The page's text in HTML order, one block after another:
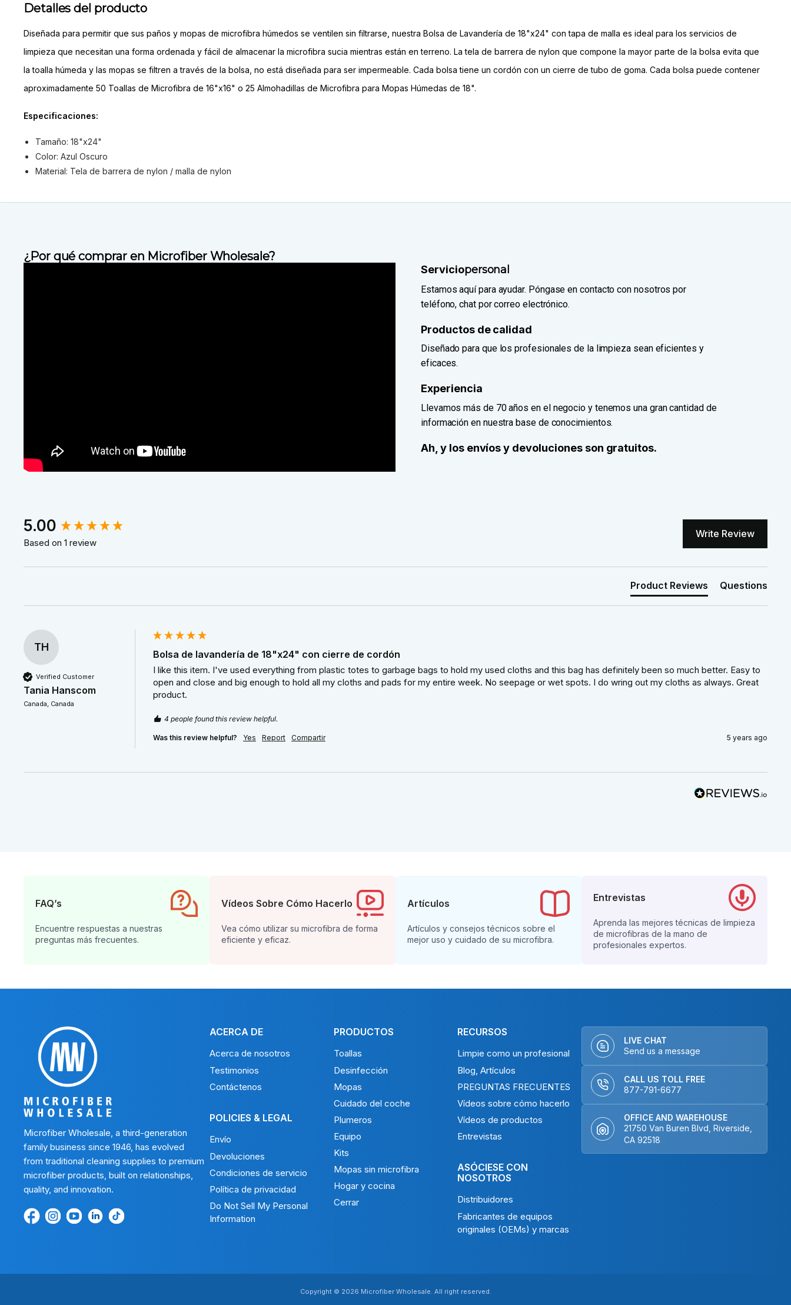
Detalles del producto
Diseñada para permitir que sus paños y mopas de microfibra húmedos se ventilen sin filtrarse, nuestra Bolsa de Lavandería de 18"x24" con tapa de malla es ideal para los servicios de
limpieza que necesitan una forma ordenada y fácil de almacenar la microfibra sucia mientras están en terreno. La tela de barrera de nylon que compone la mayor parte de la bolsa evita que
la toalla húmeda y las mopas se filtren a través de la bolsa, no está diseñada para ser impermeable. Cada bolsa tiene un cordón con un cierre de tubo de goma. Cada bolsa puede contener
aproximadamente 50 Toallas de Microfibra de 16"x16" o 25 Almohadillas de Microfibra para Mopas Húmedas de 18".
Especificaciones:
Tamaño: 18"x24"
Color: Azul Oscuro
Material: Tela de barrera de nylon / malla de nylon
¿Por qué comprar en Microfiber Wholesale?
Serviciopersonal
Estamos aquí para ayudar. Póngase en contacto con nosotros por
teléfono, chat por correo electrónico.
Productos de calidad
Diseñado para que los profesionales de la limpieza sean eficientes y
eficaces.
Experiencia
Llevamos más de 70 años en el negocio y tenemos una gran cantidad de
información en nuestra base de conocimientos.
Ah, y los envíos y devoluciones son gratuitos.
5.00
Based on 1 review
Write Review
Product Reviews Questions
TH
Verified Customer
Tania Hanscom
Canada, Canada
Bolsa de lavandería de 18"x24" con cierre de cordón
I like this item. I've used everything from plastic totes to garbage bags to hold my used cloths and this bag has definitely been so much better. Easy to
open and close and big enough to hold all my cloths and pads for my entire week. No seepage or wet spots. I do wring out my cloths as always. Great
product.
4 people found this review helpful.
Was this review helpful? Yes Report Compartir 5 years ago
New content loaded
FAQ’s
Encuentre respuestas a nuestras
preguntas más frecuentes.
Vídeos Sobre Cómo Hacerlo
Vea cómo utilizar su microfibra de forma
eficiente y eficaz.
Artículos
Artículos y consejos técnicos sobre el
mejor uso y cuidado de su microfibra.
Entrevistas
Aprenda las mejores técnicas de limpieza
de microfibras de la mano de
profesionales expertos.
Microfiber Wholesale, a third-generation
family business since 1946, has evolved
from traditional cleaning supplies to premium
microfiber products, built on relationships,
quality, and innovation.
Encuéntrenos
Find
Encuéntrenos
Find
ACERCA DE
Acerca de nosotros
Testimonios
Contáctenos
POLICIES & LEGAL
Envío
Devoluciones
Condiciones de servicio
Política de privacidad
Do Not Sell My Personal
Information
PRODUCTOS
Toallas
Desinfección
Mopas
Cuidado del coche
Plumeros
Equipo
Kits
Mopas sin microfibra
Hogar y cocina
Cerrar
RECURSOS
Limpie como un profesional
Blog, Artículos
PREGUNTAS FRECUENTES
Vídeos sobre cómo hacerlo
Vídeos de productos
Entrevistas
ASÓCIESE CON
NOSOTROS
Distribuidores
Fabricantes de equipos
originales (OEMs) y marcas
LIVE CHAT
Send us a message
CALL US TOLL FREE
877-791-6677
OFFICE AND WAREHOUSE
21750 Van Buren Blvd, Riverside,
CA 92518
Copyright © 2026 Microfiber Wholesale. All right reserved.